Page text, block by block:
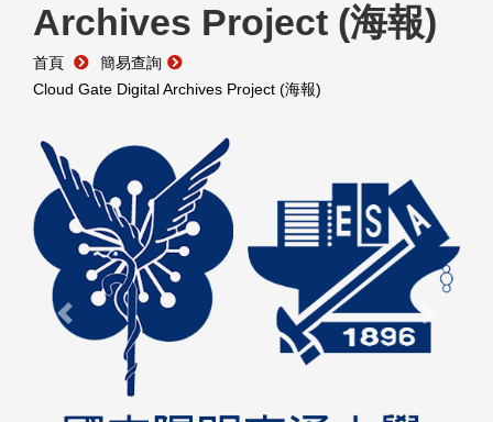
校史館簡介
藏品清單全覽
資料調閱申請
管理者登入
Archives Project (海報)
首頁
簡易查詢
Cloud Gate Digital Archives Project (海報)
Previous Next